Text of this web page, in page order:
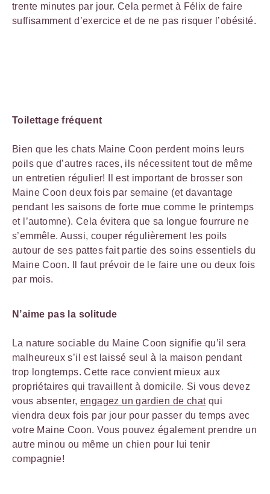
trente minutes par jour. Cela permet à Félix de faire
suffisamment d’exercice et de ne pas risquer l’obésité.
Toilettage fréquent
Bien que les chats Maine Coon perdent moins leurs
poils que d’autres races, ils nécessitent tout de même
un entretien régulier! Il est important de brosser son
Maine Coon deux fois par semaine (et davantage
pendant les saisons de forte mue comme le printemps
et l’automne). Cela évitera que sa longue fourrure ne
s’emmêle. Aussi, couper régulièrement les poils
autour de ses pattes fait partie des soins essentiels du
Maine Coon. Il faut prévoir de le faire une ou deux fois
par mois.
N’aime pas la solitude
La nature sociable du Maine Coon signifie qu’il sera
malheureux s’il est laissé seul à la maison pendant
trop longtemps. Cette race convient mieux aux
propriétaires qui travaillent à domicile. Si vous devez
vous absenter,engagez un gardien de chatqui
viendra deux fois par jour pour passer du temps avec
votre Maine Coon. Vous pouvez également prendre un
autre minou ou même un chien pour lui tenir
compagnie!